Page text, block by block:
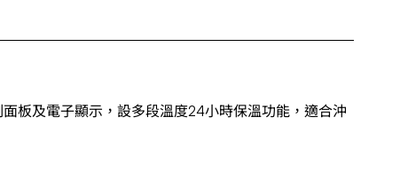
板及電子顯示，設多段溫度24小時保溫功能，適合沖